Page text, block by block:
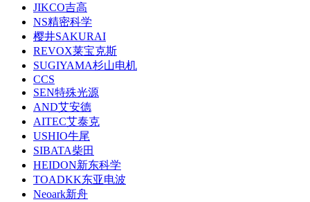
JIKCO吉高
NS精密科学
樱井SAKURAI
REVOX莱宝克斯
SUGIYAMA杉山电机
CCS
SEN特殊光源
AND艾安德
AITEC艾泰克
USHIO牛尾
SIBATA柴田
HEIDON新东科学
TOADKK东亚电波
Neoark新舟